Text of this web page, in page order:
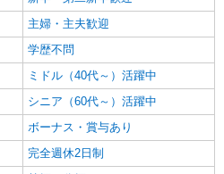
布市
詳細を見る
主婦・主夫歓迎
学歴不問
ミドル（40代～）活躍中
シニア（60代～）活躍中
ボーナス・賞与あり
完全週休2日制